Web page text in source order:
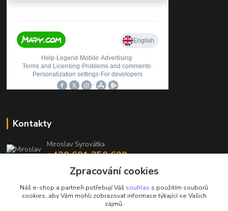
Kontakty
Miroslav Syrovátka
+420 601 350 600
(Po-Pá, 7:30-16 hod.)
prodejna@polycarboncb.cz
Zpracování cookies
Náš e-shop a partneři potřebují Váš souhlas s použitím souborů
cookies, aby Vám mohli zobrazovat informace týkající se Vašich
zájmů.